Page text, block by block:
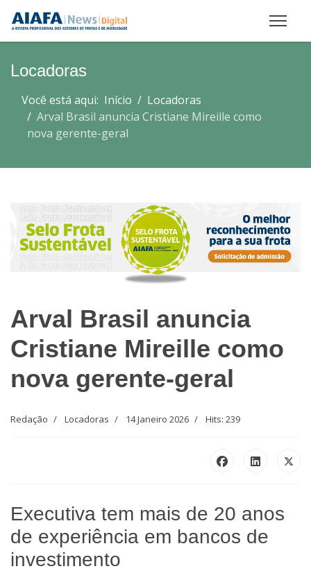
Locadoras
Você está aqui: Início
Locadoras
Arval Brasil anuncia Cristiane Mireille como
nova gerente-geral
Arval Brasil anuncia
Cristiane Mireille como
nova gerente-geral
Redação Locadoras 14 Janeiro 2026 Hits: 239
Executiva tem mais de 20 anos
de experiência em bancos de
investimento